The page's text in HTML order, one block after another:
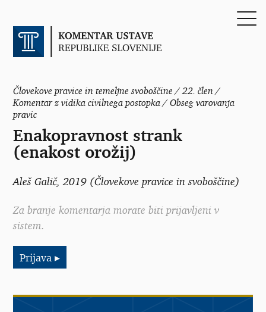
Človekove pravice in temeljne svoboščine / 22. člen /
Komentar z vidika civilnega postopka / Obseg varovanja
pravic
Enakopravnost strank
(enakost orožij)
Aleš Galič, 2019 (Človekove pravice in svoboščine)
Za branje komentarja morate biti prijavljeni v
sistem.
Prijava